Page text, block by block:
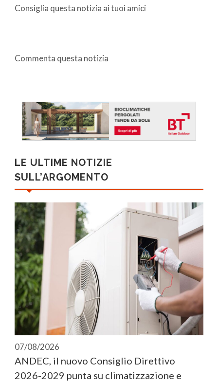
Consiglia questa notizia ai tuoi amici
Commenta questa notizia
LE ULTIME NOTIZIE
SULL’ARGOMENTO
07/08/2026
ANDEC, il nuovo Consiglio Direttivo
2026-2029 punta su climatizzazione e